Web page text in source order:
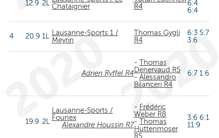
12.9 2LChataignier
R4
6:4
6:4
4 20.9 1L
Lausanne-Sports 1 /
Meyrin
Thomas Gygli
R4
6:3 5:7
3:6
Adrien Ryffel R4
- Thomas
Denervaud R5
- Alessandro
Bilanceri R4
6:7 1:6
19.9 2L
Lausanne-Sports /
Founex
Alexandre Houssin R7
- Frédéric
Weber R8
- Thomas
Huttenmoser
R5
3:6 6:1
11:9